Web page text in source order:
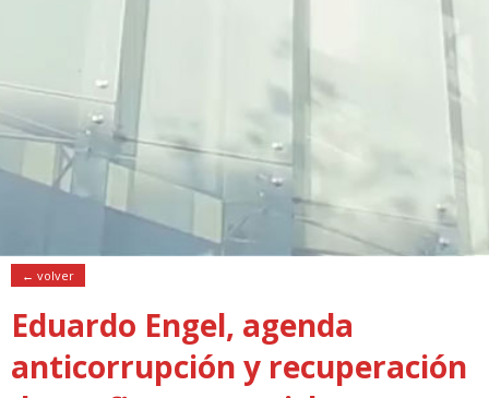
← volver
Eduardo Engel, agenda
anticorrupción y recuperación